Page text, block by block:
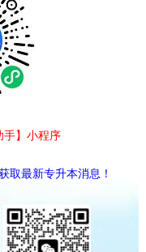
手】小程序
取最新专升本消息！